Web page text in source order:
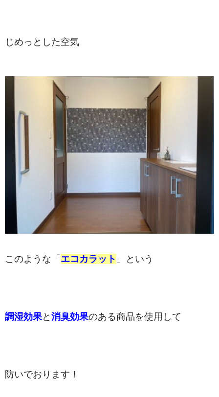
じめっとした空気
このような「 エコカラット 」という
調湿効果と消臭効果のある商品を使用して
防いでおります！